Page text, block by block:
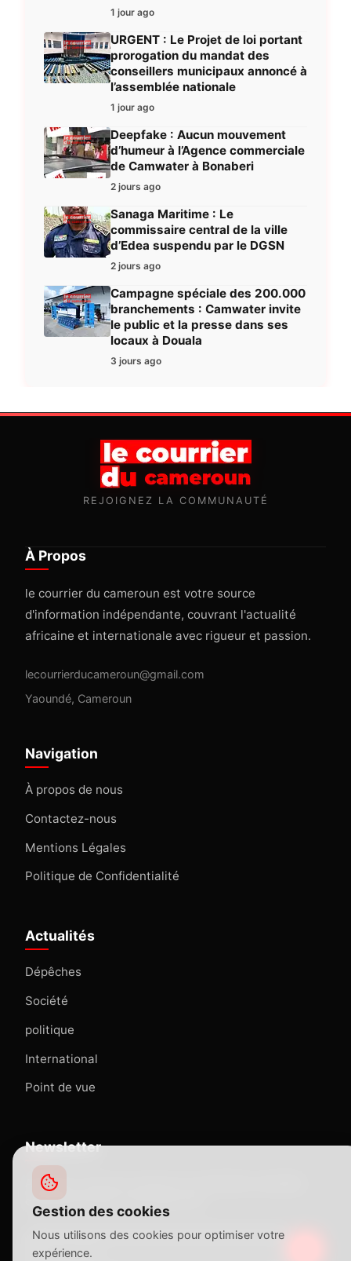
1 jour ago
URGENT : Le Projet de loi portant
prorogation du mandat des
conseillers municipaux annoncé à
l’assemblée nationale
1 jour ago
Deepfake : Aucun mouvement
d’humeur à l’Agence commerciale
de Camwater à Bonaberi
2 jours ago
Sanaga Maritime : Le
commissaire central de la ville
d’Edea suspendu par le DGSN
2 jours ago
Campagne spéciale des 200.000
branchements : Camwater invite
le public et la presse dans ses
locaux à Douala
3 jours ago
REJOIGNEZ LA COMMUNAUTÉ
À Propos
le courrier du cameroun est votre source
d'information indépendante, couvrant l'actualité
africaine et internationale avec rigueur et passion.
lecourrierducameroun@gmail.com
Yaoundé, Cameroun
Navigation
À propos de nous
Contactez-nous
Mentions Légales
Politique de Confidentialité
Actualités
Dépêches
Société
politique
International
Point de vue
Newsletter
Abonnez-vous pour recevoir nos dernières actualités
Gestion des cookies
Nous utilisons des cookies pour optimiser votre
expérience.